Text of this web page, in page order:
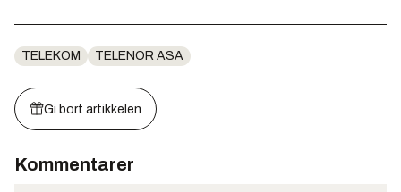
TELEKOM TELENOR ASA
Gi bort artikkelen
Kommentarer